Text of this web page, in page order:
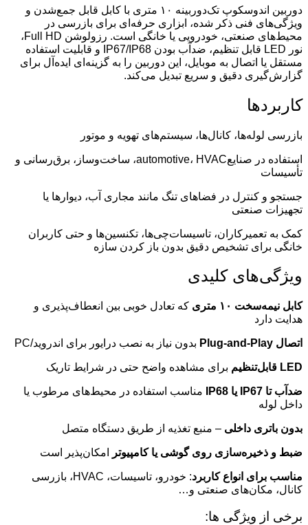
دوربین اندوسکوپ تک‌دوربینه ۱۰ متری با کابل قابل جمع‌شدن و
ویژگی‌های فنی ذکر شده، ابزاری حرفه‌ای برای بازرسی در
محیط‌های صنعتی، خودرویی یا خانگی است. رزولوشن Full HD،
نور LED قابل تنظیم، ضدآب بودن IP67/IP68 و قابلیت استفاده
مستقل یا اتصال به موبایل، این دوربین را به گزینه‌ای ایده‌آل برای
گزارش‌گیری دقیق و سریع تبدیل می‌کند.
کاربردها
بازرسی لوله‌ها، کانال‌ها، سیستم‌های تهویه و موتور
استفاده در صنایع‌automotive، HVAC، ساخت‌وساز، برق‌رسانی و
تأسیسات
جستجو و کنترل در فضاهای تنگ مانند مجاری آب، دیوارها یا
تجهیزات صنعتی
کمک به تعمیرکاران، تاسیسات‌چی‌ها، تکنسین‌ها و حتی کاربران
خانگی برای تشخیص دقیق بدون باز کردن سازه
ویژگی‌های کلیدی
کابل نیمه‌سخت ۱۰ متری
که تعادل خوبی بین انعطاف‌پذیری و
هدایت دارد
اتصال Plug‑and‑Play بدون نیاز به نصب درایور برای اندروید/PC
LED قابل‌تنظیم برای مشاهده واضح حتی در شرایط تاریک
ضدآب تا IP67 یا IP68
مناسب استفاده در محیط‌های مرطوب یا
داخل لوله
بدون باتری داخلی – منبع تغذیه از طریق دستگاه متصل
ضبط و ذخیره‌سازی روی گوشی یا کامپیوتر امکان‌پذیر است
مناسب برای انواع کاربرد
: خودرو، تاسیسات، HVAC، بازرسی
کانال، مکان‌های صنعتی و…
برخی از ویژگی ها: